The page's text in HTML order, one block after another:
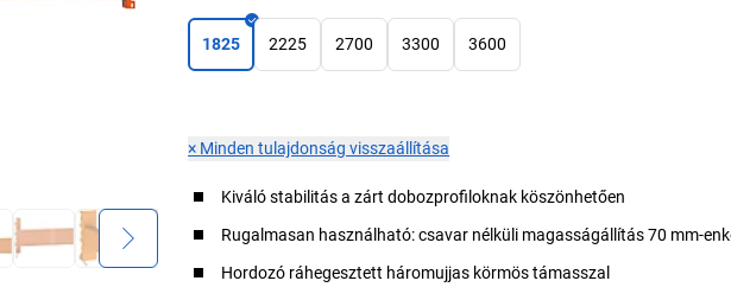
1825 2225 2700 3300 3600
× Minden tulajdonság visszaállítása
Kiváló stabilitás a zárt dobozprofiloknak köszönhetően
Rugalmasan használható: csavar nélküli magasságállítás 70 mm-
Hordozó ráhegesztett háromujjas körmös támasszal